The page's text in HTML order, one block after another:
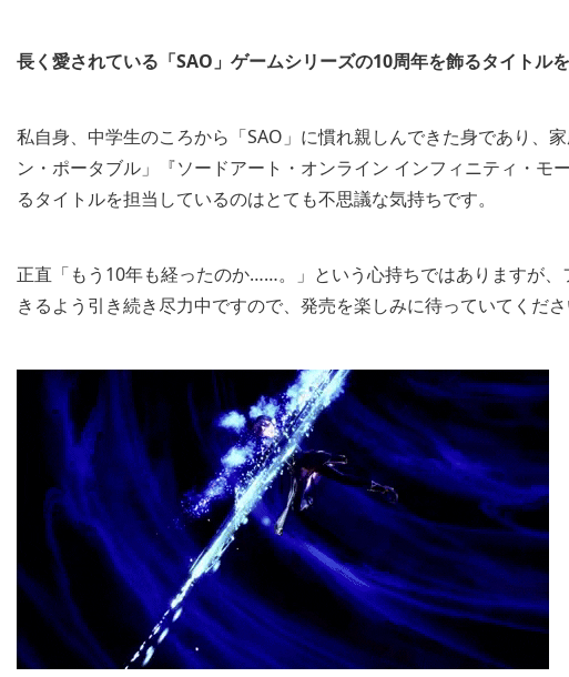
長く愛されている「SAO」 ゲームシリーズの10周年を飾るタイトル
私自身、中学生のころから「SAO」に慣れ親しんできた身であり、
ン・ポータブル」『ソードアート・オンライン インフィニティ・モ
るタイトルを担当しているのはとても不思議な気持ちです。
正直「もう10年も経ったのか……。」という心持ちではありますが
きるよう引き続き尽力中ですので、発売を楽しみに待っていてくださ